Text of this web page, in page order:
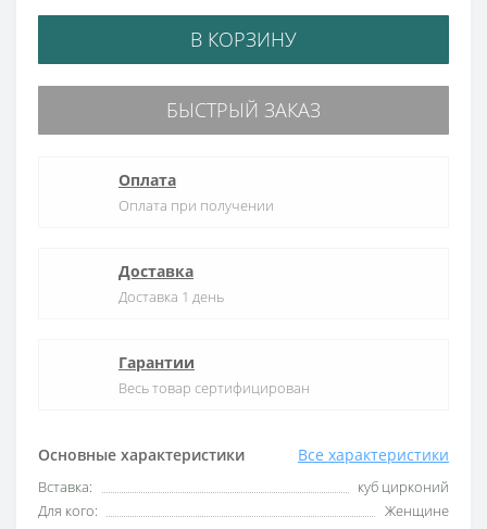
Основные характеристики Все характеристики
Вставка:
куб цирконий
Для кого:
Женщине
В КОРЗИНУ
БЫСТРЫЙ ЗАКАЗ
Оплата
Оплата при получении
Доставка
Доставка 1 день
Гарантии
Весь товар сертифицирован